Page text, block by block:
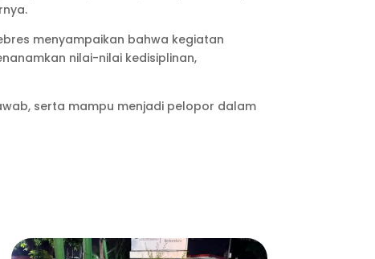
menyampaikan bahwa kegiatan
nilai-nilai kedisiplinan,
serta mampu menjadi pelopor dalam